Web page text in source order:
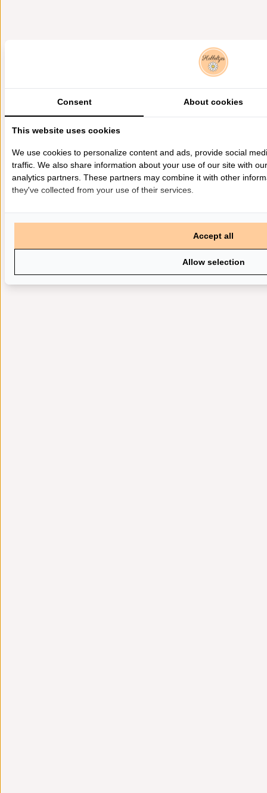
Consent About cookies
This website uses cookies
We use cookies to personalize content and ads, provide social
traffic. We also share information about your use of our site with
analytics partners. These partners may combine it with other
they've collected from your use of their services.
Allow selection
Accept all